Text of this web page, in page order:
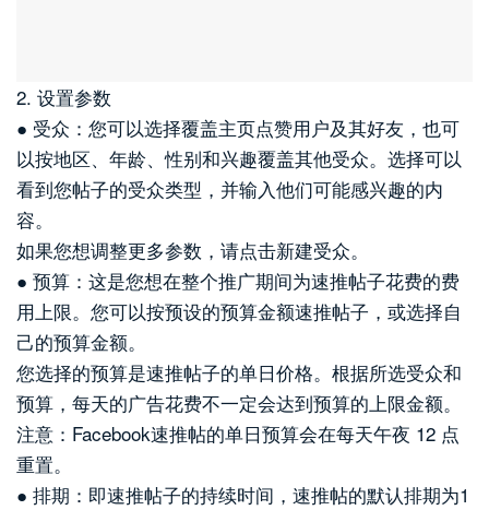
2. 设置参数
● 受众：您可以选择覆盖主页点赞用户及其好友，也可
以按地区、年龄、性别和兴趣覆盖其他受众。选择可以
看到您帖子的受众类型，并输入他们可能感兴趣的内
容。
如果您想调整更多参数，请点击新建受众。
● 预算：这是您想在整个推广期间为速推帖子花费的费
用上限。您可以按预设的预算金额速推帖子，或选择自
己的预算金额。
您选择的预算是速推帖子的单日价格。根据所选受众和
预算，每天的广告花费不一定会达到预算的上限金额。
注意：Facebook速推帖的单日预算会在每天午夜 12 点
重置。
● 排期：即速推帖子的持续时间，速推帖的默认排期为1